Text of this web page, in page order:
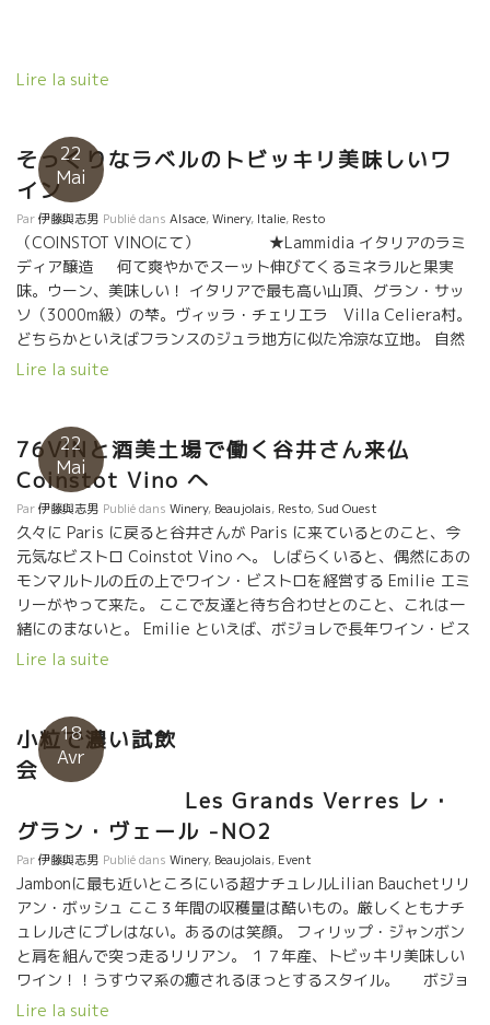
に、価格を上げるなんてことをやりたくないし、云いたくなかっ
ような付き合いをしていたジャッキーさんだった。 ジャッキーは
73歳、今でも、パリに配達に行っている働きもの。 醸造は50年も
前から自然な造りをやっている。美味しいに決まっている。 そし
て、土壌が凄い！！ 火打石が畑に充満している！！ ミネラリー
でスカットした真っ直ぐなスタイルはこの火打石のお蔭だ！ 火打
石のミネラル風味を勉強したい人は、ジャッキーのワインを飲む
べし！！ ジャッキー 『外国のワインメーカーや学者の中に、テ
ロワールは直接的にワインの味には影響を与えない、 なんて寝言
を言っているヤツがいるらしい。 俺のところにおいでよ。テロワ
ール、火打石が明確なワインの風味を与えることが判るよ！』
ジャッキー 『俺の先祖は火打石銃の点火する部分の材料を提
るところを実施に見せてくれる。 『昔は戦争の道具に役立って
いたけど、今は皆を幸せにすることに役立っているんだ！』 と自
慢するジャッキー。 美味しくて、ミネラリーで、安いジャッ
キー・プレスのワインの謎が解けた小林ヤッスさん。 小林ヤスヒ
ロさんは,東京、江東区大島にあるPASSION酒屋“みどり酒店”の店
頭にいます。 楽しい人ですよ！ 逢いに行ってください。 色んな
ネタを仕入れて日本に帰りました。 色んな楽しい話しを聞きなが
ら、ワイン立ち飲みができますよ！！
Lire la suite
22
Mai
そっくりなラベルのトビッキリ美味しいワ
イン
Par伊藤與志男 Publié dans Alsace,Winery, Italie, Resto
（COINSTOT VINOにて） ★Lammidia イタリアのラミ
ディア醸造 何て爽やかでスーット伸びてくるミネラルと果実
味。ウーン、美味しい！ イタリアで最も高い山頂、グラン・サッ
ソ（3000m級）の梺。ヴィッラ・チェリエラ Villa Celiera村。
どちらかといえばフランスのジュラ地方に似た冷涼な立地。 自然
派ワインが好きで好きで、とうとうワイン造りを一緒に初めてし
Deissエティエンヌ・ダイスが造るARTISAN 繊細なタッチでミネ
ラルがスーとどこまでも繋がっていく。 アルザスの偉大な醸造家
マルセル・ダイスの息子。お父さんのDNAを引き継いだのだろ
う。 最初からこんな絶品のワインを造ってしまう才能は凄い。
こんな素晴らしいワインを見逃さず仕入れて飲ませてくれるの
は、ここ人気ビストロCoinstot Vino コワンスト・
ヴィノ。 Guillaumeギヨムの選別眼は凄い！ ここに来る度、驚か
せてくれる。
Lire la suite
22
Mai
76VINと酒美土場で働く谷井さん来仏
Coinstot Vino へ
Par伊藤與志男 Publié dans Winery, Beaujolais, Resto, Sud Ouest
久々に Paris に戻ると谷井さんが Paris に来ているとのこと、今
元気なビストロ Coinstot Vino へ。 しばらくいると、偶然にあの
モンマルトルの丘の上でワイン・ビストロを経営する Emilie エミ
リーがやって来た。 ここで友達と待ち合わせとのこと、これは一
緒にのまないと。 Emilie といえば、ボジョレで長年ワイン・ビス
トロを経営していた。 やっぱりボジョレをのまないと。 Jean-
て、トビッキリ美味しいもう一本。 西南部の希少な自然派ワイン
Château LASSOLLE ラソール醸造の Le Rose Qui Touche ル・ロ
ーズ・キ・トゥーシュのマグナムを開けた。 女性醸造家のステフ
ァニーが醸すトビッキリ美味しいロゼワイン。 ずっとアカデ
ミー・ド・ヴァン東京で働いていた谷井さんは今、日本では二つ
のところで働いている。 夜は美味しい焼き鳥とワインを出してく
れる 76VIN。 昼は築地の酒美土場で働いている。 どちらも、自
然派ワインが素晴らしく揃っているお店。 ワインの PASSION を
持っている働き者の谷井さん、大活躍中。頑張ってください。
今夜、飲んだ造り手、アンフォラ・ワイン Alma Mater ア
ルマ・マテルを醸す Jean-Claude LAPALU ジャンクロード・ラパ
リュ。LASSOLLE ラソール醸造の女性醸造家の Stephanie
ROUSSEL ステファニー・ルッセル。
Lire la suite
18
Avr
小粒で濃い試飲
会
Les Grands Verres レ・
グラン・ヴェール -NO2
Par伊藤與志男 Publié dans Winery, Beaujolais, Event
Jambonに最も近いところにいる超ナチュレルLilian Bauchetリリ
アン・ボッシュ ここ３年間の収穫量は酷いもの。厳しくともナチ
ュレルさにブレはない。あるのは笑顔。 フィリップ・ジャンボン
と肩を組んで突っ走るリリアン。 １７年産、トビッキリ美味しい
ワイン！！うすウマ系の癒されるほっとするスタイル。 ボジョ
レとマコンの境に位置している。ジャンボンとは家族のように支
Lire la suite